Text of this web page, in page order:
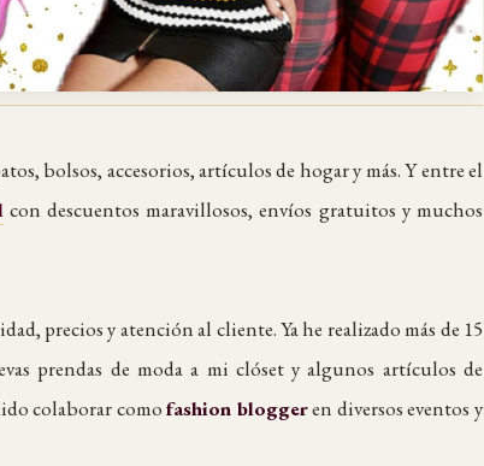
bolsos, accesorios, artículos de hogar y más. Y entre el
con descuentos maravillosos, envíos gratuitos y muchos
precios y atención al cliente. Ya he realizado más de 15
prendas de moda a mi clóset y algunos artículos de
colaborar comofashion bloggeren diversos eventos y